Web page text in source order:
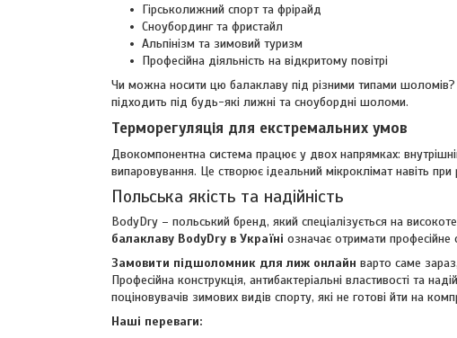
Гірськолижний спорт та фрірайд
Сноубординг та фристайл
Альпінізм та зимовий туризм
Професійна діяльність на відкритому повітрі
Чи можна носити цю балаклаву під різними типами шоломів?
підходить під будь-які лижні та сноубордні шоломи.
Терморегуляція для екстремальних умов
Двокомпонентна система працює у двох напрямках:
випаровування. Це створює ідеальний мікроклімат навіть при
Польська якість та надійність
BodyDry – польський бренд, який спеціалізується на
балаклаву BodyDry в Україні означає отримати професійне
Замовити підшоломник для лиж онлайн варто саме
Професійна конструкція, антибактеріальні властивості та
поціновувачів зимових видів спорту, які не готові йти на
Наші переваги: